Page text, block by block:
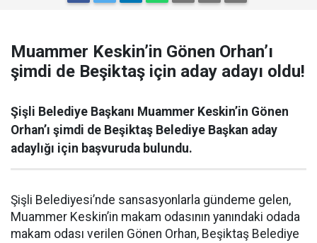
Muammer Keskin’in Gönen Orhan’ı
şimdi de Beşiktaş için aday adayı oldu!
Şişli Belediye Başkanı Muammer Keskin’in Gönen
Orhan’ı şimdi de Beşiktaş Belediye Başkan aday
adaylığı için başvuruda bulundu.
Şişli Belediyesi’nde sansasyonlarla gündeme gelen,
Muammer Keskin’in makam odasının yanındaki odada
makam odası verilen Gönen Orhan, Beşiktaş Belediye